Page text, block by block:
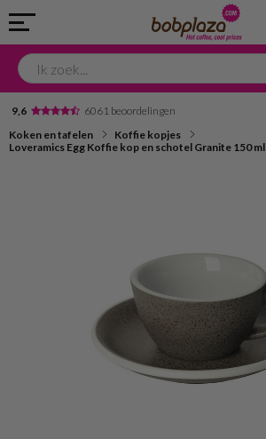
9,6 6061 beoordelingen
Avondbezorging
Koken en tafelen
Koffie kopjes
Loveramics Egg Koffie kop en schotel Granite 150 ml